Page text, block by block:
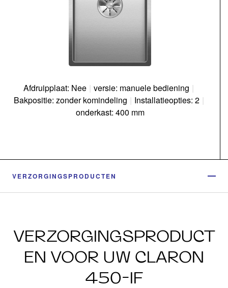
Afdruipplaat: Nee | versie: manuele bediening |
Bakpositie: zonder komindeling | Installatieopties: 2 |
onderkast: 400 mm
VERZORGINGSPRODUCTEN
VERZORGINGSPRODUCT
EN VOOR UW CLARON
450-IF